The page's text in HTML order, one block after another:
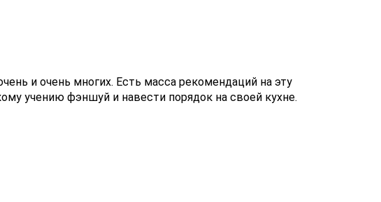
и очень многих. Есть масса рекомендаций на эту
учению фэншуй и навести порядок на своей кухне.